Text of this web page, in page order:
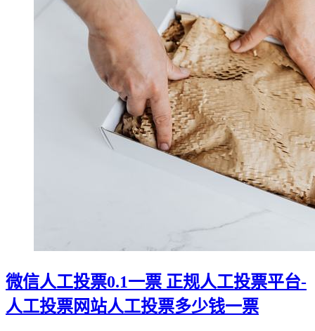
微信人工投票0.1一票 正规人工投票平台-
人工投票网站人工投票多少钱一票